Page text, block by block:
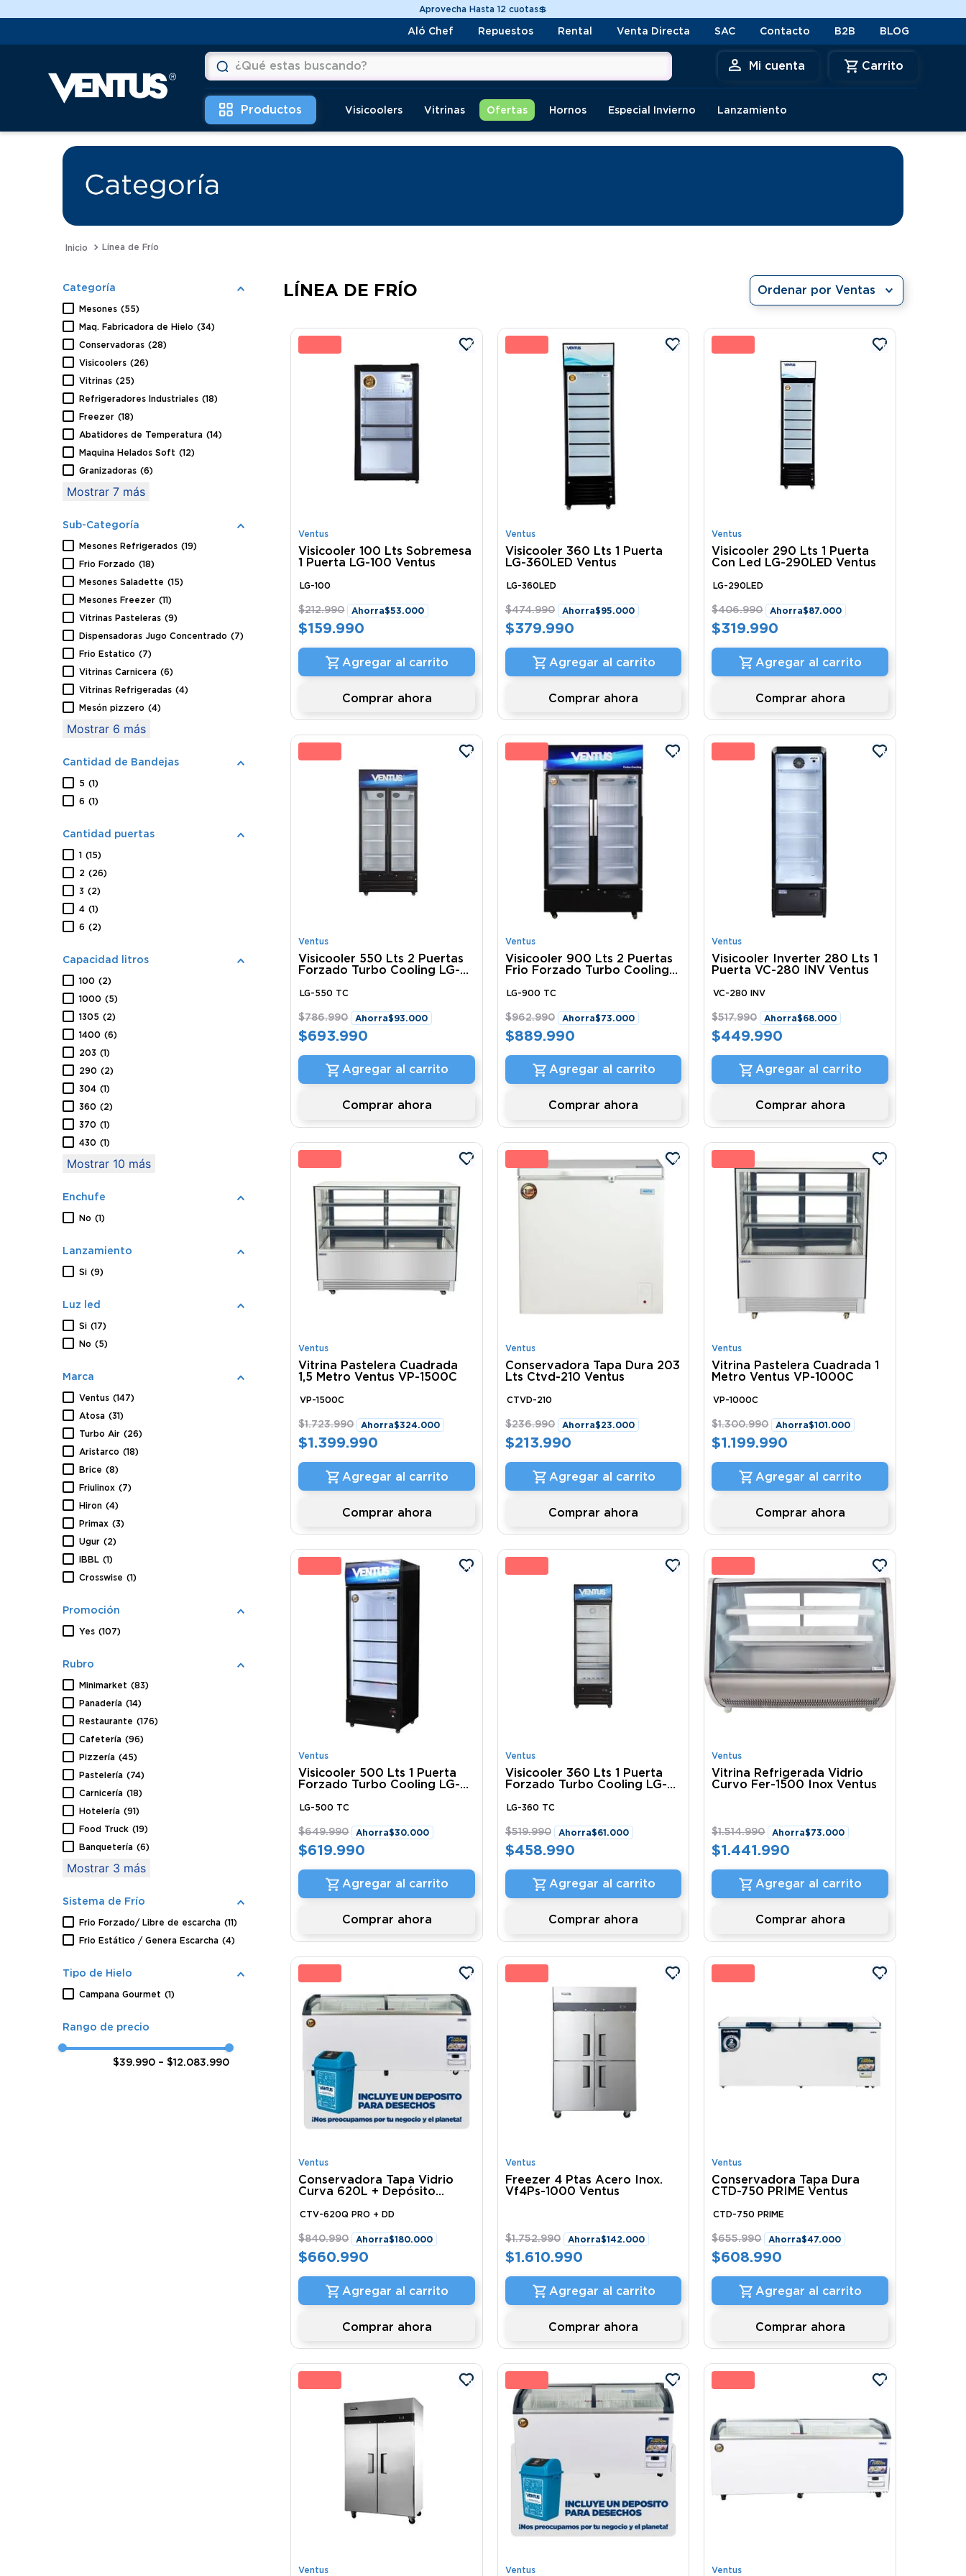
Despacho a todo Chile🚚
Aló Chef Repuestos Rental Venta Directa SAC Contacto B2B BLOG
¿Qué estas buscando?
Mi cuenta
Visicoolers Vitrinas Ofertas Hornos Especial Invierno Lanzamiento
Línea de Frío
Categoría
Mesones (55)
Maq. Fabricadora de Hielo (34)
Conservadoras (28)
Visicoolers (26)
Vitrinas (25)
Refrigeradores Industriales (18)
Freezer (18)
Abatidores de Temperatura (14)
Maquina Helados Soft (12)
Granizadoras (6)
Mostrar 7 más
Sub-Categoría
Mesones Refrigerados (19)
Frio Forzado (18)
Mesones Saladette (15)
Mesones Freezer (11)
Vitrinas Pasteleras (9)
Dispensadoras Jugo Concentrado (7)
Frio Estatico (7)
Vitrinas Carnicera (6)
Vitrinas Refrigeradas (4)
Mesón pizzero (4)
Mostrar 6 más
Cantidad de Bandejas
5 (1)
6 (1)
Cantidad puertas
1 (15)
2 (26)
3 (2)
4 (1)
6 (2)
Capacidad litros
100 (2)
1000 (5)
1305 (2)
1400 (6)
203 (1)
290 (2)
304 (1)
360 (2)
370 (1)
430 (1)
Mostrar 10 más
Enchufe
No (1)
Lanzamiento
Si (9)
Luz led
Si (17)
No (5)
Marca
Ventus (147)
Atosa (31)
Turbo Air (26)
Aristarco (18)
Brice (8)
Friulinox (7)
Hiron (4)
Primax (3)
Ugur (2)
IBBL (1)
Crosswise (1)
Promoción
Yes (107)
Rubro
Minimarket (83)
Panadería (14)
Restaurante (176)
Cafetería (96)
Pizzería (45)
Pastelería (74)
Carnicería (18)
Hotelería (91)
Food Truck (19)
Banquetería (6)
Mostrar 3 más
Sistema de Frío
Frio Forzado/ Libre de escarcha (11)
Frio Estático / Genera Escarcha (4)
Tipo de Hielo
Campana Gourmet (1)
$39.990 – $12.083.990
LÍNEA DE FRÍO Ordenar por Ventas
25 %
Ventus
Visicooler 100 Lts Sobremesa
1 Puerta LG-100 Ventus
LG-100
$212.990 Ahorra$53.000
$159.990
Agregar al carrito
Comprar ahora
20 %
Ventus
Visicooler 360 Lts 1 Puerta
LG-360LED Ventus
LG-360LED
$474.990 Ahorra$95.000
$379.990
Agregar al carrito
Comprar ahora
21 %
Ventus
Visicooler 290 Lts 1 Puerta
Con Led LG-290LED Ventus
LG-290LED
$406.990 Ahorra$87.000
$319.990
Agregar al carrito
Comprar ahora
12 %
Ventus
Visicooler 550 Lts 2 Puertas
Forzado Turbo Cooling LG-
LG-550 TC
$786.990 Ahorra$93.000
$693.990
Agregar al carrito
Comprar ahora
8 %
Ventus
Visicooler 900 Lts 2 Puertas
Frio Forzado Turbo Cooling
LG-900 TC
$962.990 Ahorra$73.000
$889.990
Agregar al carrito
Comprar ahora
13 %
Ventus
Visicooler Inverter 280 Lts 1
Puerta VC-280 INV Ventus
VC-280 INV
$517.990 Ahorra$68.000
$449.990
Agregar al carrito
Comprar ahora
19 %
Ventus
Vitrina Pastelera Cuadrada
1,5 Metro Ventus VP-1500C
VP-1500C
$1.723.990 Ahorra$324.000
$1.399.990
Agregar al carrito
Comprar ahora
10 %
Ventus
Conservadora Tapa Dura 203
Lts Ctvd-210 Ventus
CTVD-210
$236.990 Ahorra$23.000
$213.990
Agregar al carrito
Comprar ahora
8 %
Ventus
Vitrina Pastelera Cuadrada 1
Metro Ventus VP-1000C
VP-1000C
$1.300.990 Ahorra$101.000
$1.199.990
Agregar al carrito
Comprar ahora
5 %
Ventus
Visicooler 500 Lts 1 Puerta
Forzado Turbo Cooling LG-
LG-500 TC
$649.990 Ahorra$30.000
$619.990
Agregar al carrito
Comprar ahora
12 %
Ventus
Visicooler 360 Lts 1 Puerta
Forzado Turbo Cooling LG-
LG-360 TC
$519.990 Ahorra$61.000
$458.990
Agregar al carrito
Comprar ahora
5 %
Ventus
Vitrina Refrigerada Vidrio
Curvo Fer-1500 Inox Ventus
$1.514.990 Ahorra$73.000
$1.441.990
Agregar al carrito
Comprar ahora
21 %
Ventus
Conservadora Tapa Vidrio
Curva 620L + Depósito
CTV-620Q PRO + DD
$840.990 Ahorra$180.000
$660.990
Agregar al carrito
Comprar ahora
8 %
Ventus
Freezer 4 Ptas Acero Inox.
Vf4Ps-1000 Ventus
$1.752.990 Ahorra$142.000
$1.610.990
Agregar al carrito
Comprar ahora
7 %
Ventus
Conservadora Tapa Dura
CTD-750 PRIME Ventus
CTD-750 PRIME
$655.990 Ahorra$47.000
$608.990
Agregar al carrito
Comprar ahora
6 %
Ventus
19 %
Ventus
19 %
Ventus
Términos más buscados
3